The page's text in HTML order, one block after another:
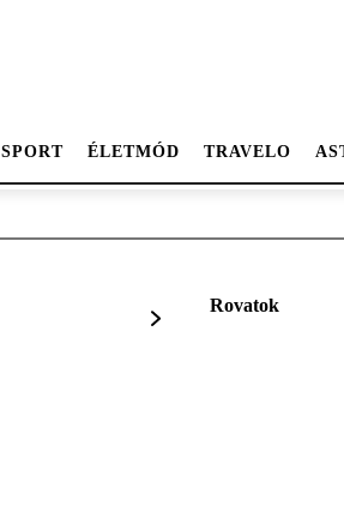
SPORT ÉLETMÓD TRAVELO
Rovatok